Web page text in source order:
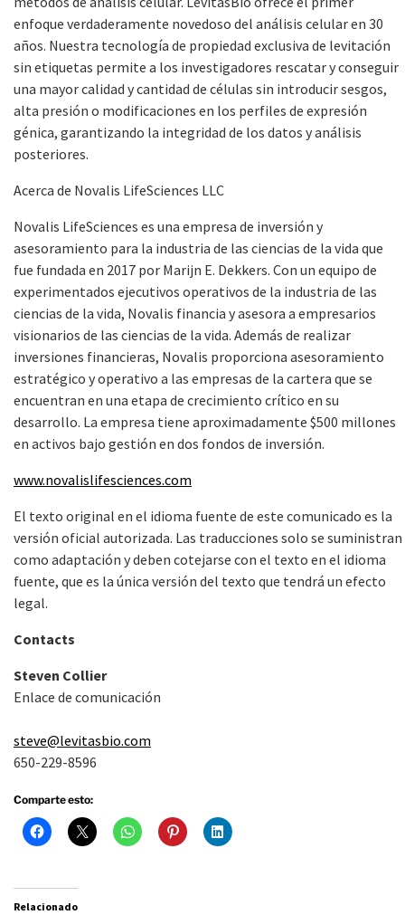
enfoque verdaderamente novedoso del análisis celular en 30
años. Nuestra tecnología de propiedad exclusiva de levitación
sin etiquetas permite a los investigadores rescatar y conseguir
una mayor calidad y cantidad de células sin introducir sesgos,
alta presión o modificaciones en los perfiles de expresión
génica, garantizando la integridad de los datos y análisis
posteriores.
Acerca de Novalis LifeSciences LLC
Novalis LifeSciences es una empresa de inversión y
asesoramiento para la industria de las ciencias de la vida que
fue fundada en 2017 por Marijn E. Dekkers. Con un equipo de
experimentados ejecutivos operativos de la industria de las
ciencias de la vida, Novalis financia y asesora a empresarios
visionarios de las ciencias de la vida. Además de realizar
inversiones financieras, Novalis proporciona asesoramiento
estratégico y operativo a las empresas de la cartera que se
encuentran en una etapa de crecimiento crítico en su
desarrollo. La empresa tiene aproximadamente $500 millones
en activos bajo gestión en dos fondos de inversión.
www.novalislifesciences.com
El texto original en el idioma fuente de este comunicado es la
versión oficial autorizada. Las traducciones solo se suministran
como adaptación y deben cotejarse con el texto en el idioma
fuente, que es la única versión del texto que tendrá un efecto
legal.
Contacts
Steven Collier
Enlace de comunicación
steve@levitasbio.com
650-229-8596
Comparte esto:
Relacionado